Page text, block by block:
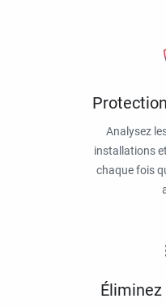
Analysez
installations
chaque fois